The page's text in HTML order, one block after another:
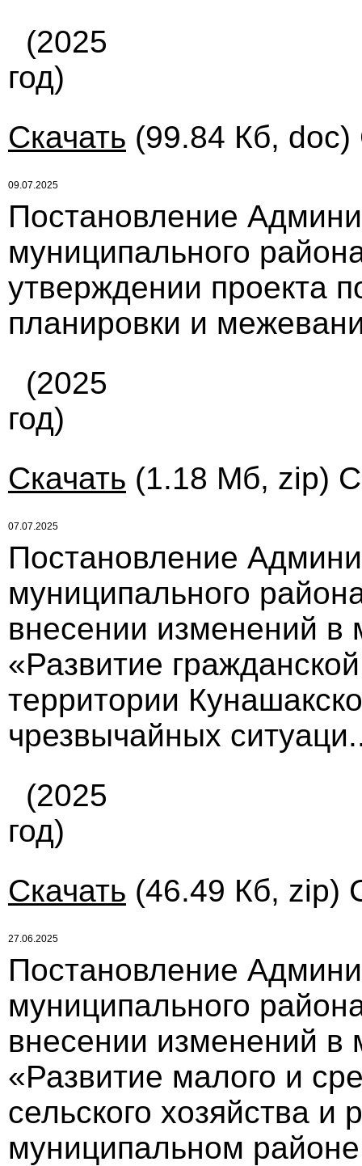
(2025
год)
Скачать (99.84 Кб, doc)
09.07.2025
Постановление
муниципального
утверждении проекта
планировки и
(2025
год)
Скачать (1.18 Мб, zip)
07.07.2025
Постановление
муниципального
внесении изменений
«Развитие
территории
чрезвычайных
(2025
год)
Скачать (46.49 Кб, zip)
27.06.2025
Постановление
муниципального
внесении изменений
«Развитие малого и
сельского хозяйства
муниципальном